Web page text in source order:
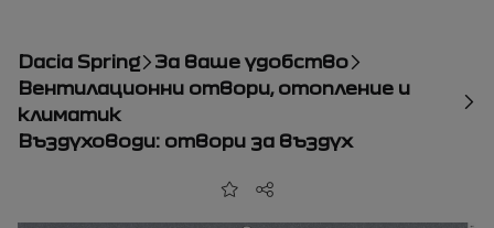
Dacia Spring
За ваше удобство
Вентилационни отвори, отопление и
климатик
Въздуховоди: отвори за въздух
Добави към любими
Сподели